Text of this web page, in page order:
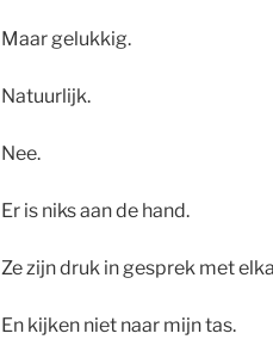
Maar gelukkig.
Natuurlijk.
Nee.
Er is niks aan de hand.
Ze zijn druk in gesprek met
En kijken niet naar mijn tas.